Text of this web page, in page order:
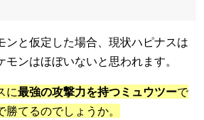
ンと仮定した場合、現状ハピナスは
ンはほぼいないと思われます。
に最強の攻撃力を持つミュウツーで
てるのでしょうか。